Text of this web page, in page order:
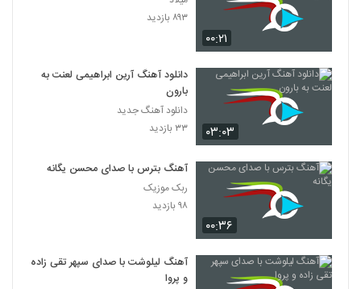
آهنگ حال خوب از علی شکراللهی(پاپ)
350
آهنگ سپهر خلسه بنام بی خواب
دانلود آهنگ جدید و زیبای داریوش شجاع با
نام درد عمیق
۳,۳۱۷ بازدید
دانلود آهنگ فرهاد سخایی معجزه عشق
دانلود آهنگ رضا همتی دلشکسته
۰۰:۲۱
۸۹۳ بازدید
۰۳:۰۳
دانلود آهنگ آرین ابراهیمی لعنت به
بارون
دانلود آهنگ جدید
۳۳ بازدید
۰۰:۳۶
آهنگ بترس با صدای محسن یگانه
ربک موزیک
۹۸ بازدید
آهنگ لیلوشت با صدای سپهر تقی زاده
و پروا